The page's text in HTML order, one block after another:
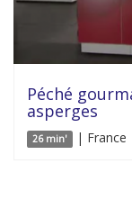
Péché
asperges
26 min' | France